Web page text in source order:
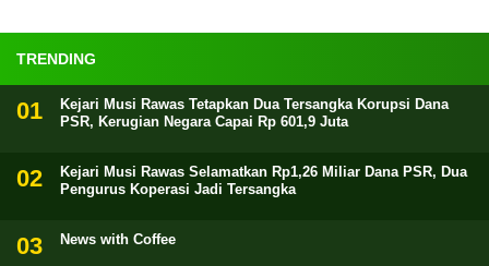
TRENDING
Kejari Musi Rawas Tetapkan Dua Tersangka Korupsi Dana
PSR, Kerugian Negara Capai Rp 601,9 Juta
Kejari Musi Rawas Selamatkan Rp1,26 Miliar Dana PSR, Dua
Pengurus Koperasi Jadi Tersangka
News with Coffee